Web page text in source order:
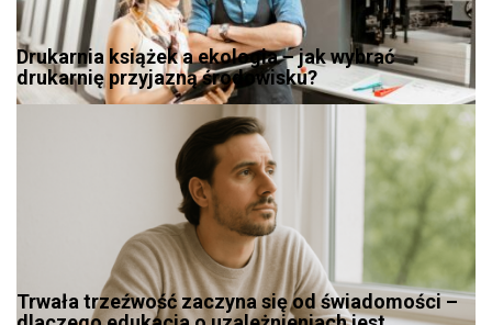
Drukarnia książek a ekologia – jak wybrać
drukarnię przyjazną środowisku?
Trwała trzeźwość zaczyna się od świadomości –